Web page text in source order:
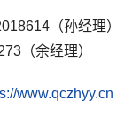
（孙经理
（余经理）
www.qczhyy.cn